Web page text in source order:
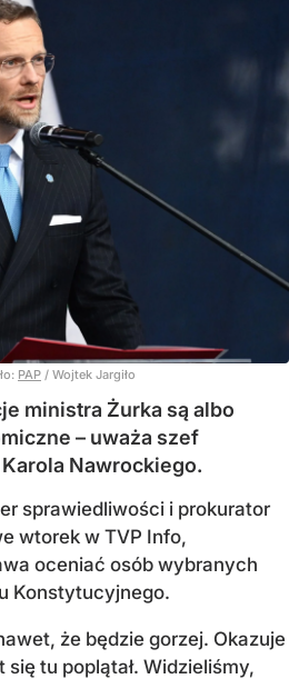
PAP / Wojtek Jargiło
ministra Żurka są albo
– uważa szef
Nawrockiego.
sprawiedliwości i prokurator
wtorek w TVP Info,
oceniać osób wybranych
Konstytucyjnego.
że będzie gorzej. Okazuje
tu poplątał. Widzieliśmy,